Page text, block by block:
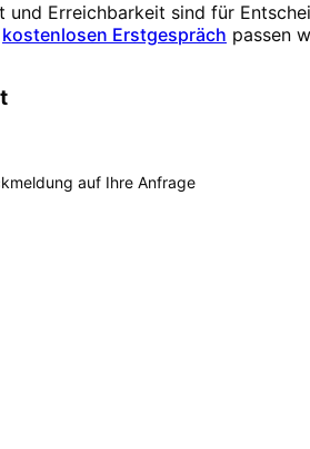
und Erreichbarkeit sind für
kostenlosen Erstgespräch passen
auf Ihre Anfrage